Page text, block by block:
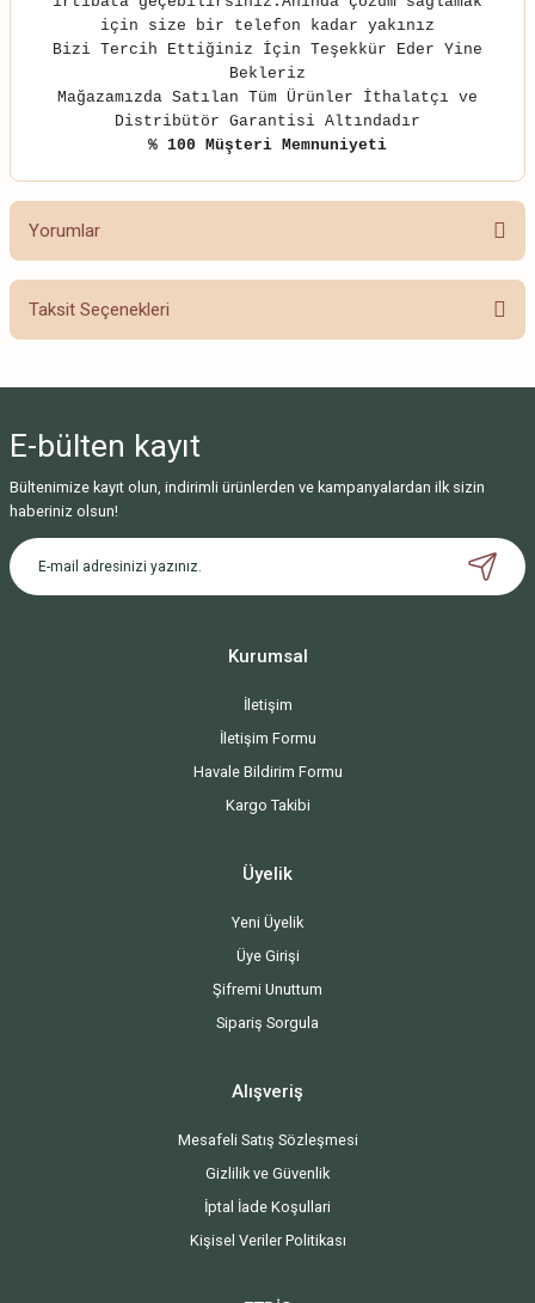
için size bir telefon kadar yakınız
Bizi Tercih Ettiğiniz İçin Teşekkür Eder Yine
Bekleriz
Mağazamızda Satılan Tüm Ürünler İthalatçı ve
Distribütör Garantisi Altındadır
% 100 Müşteri Memnuniyeti
Yorumlar
Bu ürüne ilk yorumu siz yapın!
Taksit Seçenekleri
E-bülten kayıt
Bültenimize kayıt olun, indirimli ürünlerden ve kampanyalardan ilk sizin
haberiniz olsun!
Kurumsal
İletişim
İletişim Formu
Havale Bildirim Formu
Kargo Takibi
Üyelik
Yeni Üyelik
Üye Girişi
Şifremi Unuttum
Sipariş Sorgula
Alışveriş
Mesafeli Satış Sözleşmesi
Gizlilik ve Güvenlik
İptal İade Koşullari
Kişisel Veriler Politikası